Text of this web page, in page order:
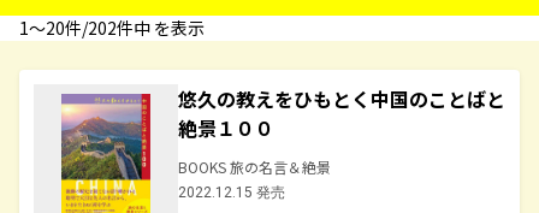
1〜20件/202件中 を表示
悠久の教えをひもとく中国のことばと
絶景１００
BOOKS 旅の名言＆絶景
2022.12.15 発売